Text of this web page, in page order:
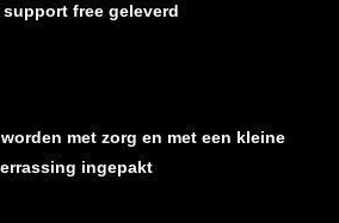
support free geleverd
met zorg en met een kleine
ingepakt